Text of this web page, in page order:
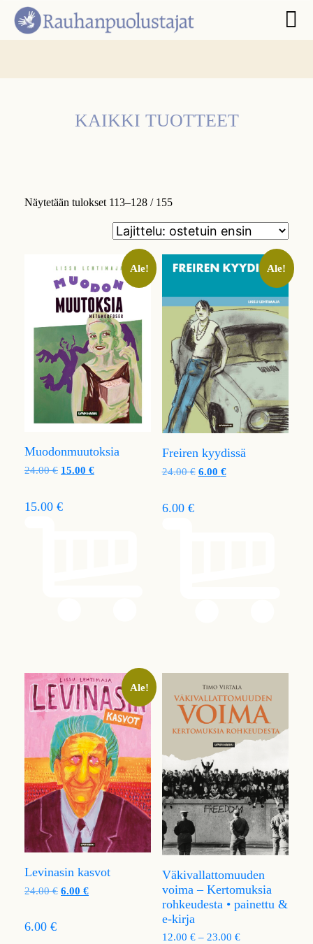
KAIKKI TUOTTEET
Näytetään tulokset 113–128 / 155
Ale!
Muodonmuutoksia
24.00€ 15.00 €
15.00 €
Ale!
Freiren kyydissä
24.00€ 6.00 €
6.00 €
Ale!
Levinasin kasvot
24.00€ 6.00 €
6.00 €
Väkivallattomuuden
voima – Kertomuksia
rohkeudesta • painettu &
e-kirja
12.00 € – 23.00 €